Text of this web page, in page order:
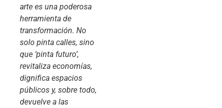
arte es una poderosa
herramienta de
transformación. No
solo pinta calles, sino
que ‘pinta futuro’,
revitaliza economías,
dignifica espacios
públicos y, sobre todo,
devuelve a las